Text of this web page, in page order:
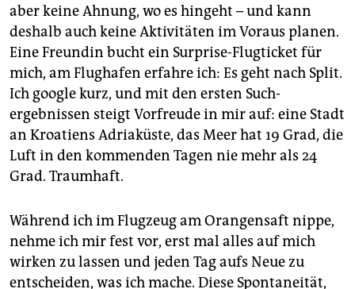
aber keine Ahnung, wo es hingeht – und kann
deshalb auch keine Aktivitäten im Voraus planen.
Eine Freundin bucht ein Surprise-Flug­ticket für
mich, am Flughafen erfahre ich: Es geht nach Split.
Ich google kurz, und mit den ersten Such­
ergebnissen steigt Vorfreude in mir auf: eine Stadt
an Kroatiens Adriaküste, das Meer hat 19 Grad, die
Luft in den kommenden Tagen nie mehr als 24
Grad. Traumhaft.
Während ich im Flugzeug am Orangensaft nippe,
nehme ich mir fest vor, erst mal alles auf mich
wirken zu lassen und jeden Tag aufs Neue zu
entscheiden, was ich mache. Diese Spontaneität,